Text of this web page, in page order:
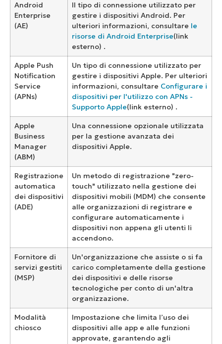
Android
Enterprise
(AE)
Il tipo di connessione utilizzato per
gestire i dispositivi Android. Per
ulteriori informazioni, consultare le
risorse di Android Enterprise(link
esterno) .
Apple Push
Notification
Service
(APNs)
Un tipo di connessione utilizzato per
gestire i dispositivi Apple. Per ulteriori
informazioni, consultare Configurare i
dispositivi per l'utilizzo con APNs -
Supporto Apple(link esterno) .
Apple
Business
Manager
(ABM)
Una connessione opzionale utilizzata
per la gestione avanzata dei
dispositivi Apple.
Registrazione
automatica
dei dispositivi
(ADE)
Un metodo di registrazione "zero-
touch" utilizzato nella gestione dei
dispositivi mobili (MDM) che consente
alle organizzazioni di registrare e
configurare automaticamente i
dispositivi non appena gli utenti li
accendono.
Fornitore di
servizi gestiti
(MSP)
Un'organizzazione che assiste o si fa
carico completamente della gestione
dei dispositivi e delle risorse
tecnologiche per conto di un'altra
organizzazione.
Modalità
chiosco
Impostazione che limita l’uso dei
dispositivi alle app e alle funzioni
approvate, garantendo agli